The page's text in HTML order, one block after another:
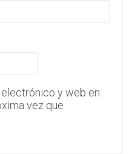
y web en
vez que